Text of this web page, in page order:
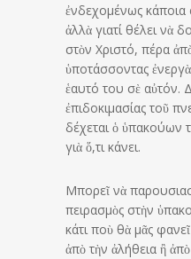
ἐνδεχομένως
ἀλλὰ γιατί θέλει νὰ
στὸν Χριστό, πέρα
ὑποτάσσοντας
ἑαυτό του σὲ αὐτόν.
ἐπιδοκιμασίας τοῦ
δέχεται ὁ ὑπακούων
γιὰ ὅ,τι κάνει.
Μπορεῖ νὰ
πειρασμὸς στὴν
κάτι ποὺ θὰ μᾶς
ἀπὸ τὴν ἀλήθεια ἢ